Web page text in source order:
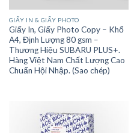
GIẤY IN & GIẤY PHOTO
Giấy In, Giấy Photo Copy – Khổ
A4, Định Lượng 80 gsm –
Thương Hiệu SUBARU PLUS+.
Hàng Việt Nam Chất Lượng Cao
Chuẩn Hội Nhập. (Sao chép)